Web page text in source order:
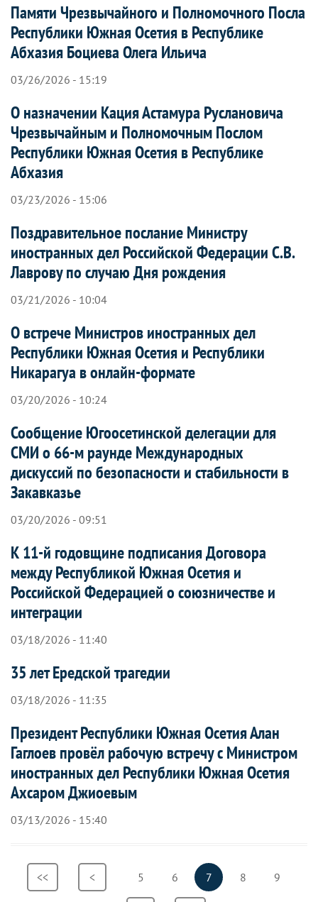
Памяти Чрезвычайного и Полномочного Посла
Республики Южная Осетия в Республике
Абхазия Боциева Олега Ильича
03/26/2026 - 15:19
О назначении Кация Астамура Руслановича
Чрезвычайным и Полномочным Послом
Республики Южная Осетия в Республике
Абхазия
03/23/2026 - 15:06
Поздравительное послание Министру
иностранных дел Российской Федерации С.В.
Лаврову по случаю Дня рождения
03/21/2026 - 10:04
О встрече Министров иностранных дел
Республики Южная Осетия и Республики
Никарагуа в онлайн-формате
03/20/2026 - 10:24
Сообщение Югоосетинской делегации для
СМИ о 66-м раунде Международных
дискуссий по безопасности и стабильности в
Закавказье
03/20/2026 - 09:51
К 11-й годовщине подписания Договора
между Республикой Южная Осетия и
Российской Федерацией о союзничестве и
интеграции
03/18/2026 - 11:40
35 лет Ередской трагедии
03/18/2026 - 11:35
Президент Республики Южная Осетия Алан
Гаглоев провёл рабочую встречу с Министром
иностранных дел Республики Южная Осетия
Ахсаром Джиоевым
03/13/2026 - 15:40
Нумерация
страниц
Первая
<<
Предыдущая
< Страница
5 Страница
6
Текущая
7 Страница
8 9